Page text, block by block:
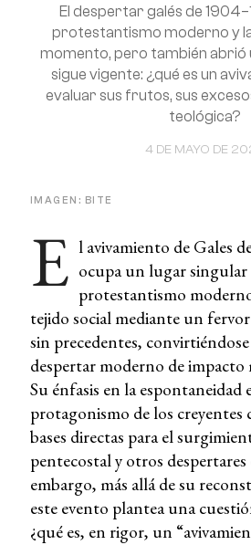
4 DE MAYO DE
El despertar galés de
protestantismo moderno y
momento, pero también abrió
sigue vigente: ¿qué es un
evaluar sus frutos, sus
teológica?
IMAGEN: BITE
E l avivamiento de Gales
ocupa un lugar singular
protestantismo
tejido social mediante un
sin precedentes,
despertar moderno de impacto
Su énfasis en la espontaneidad
protagonismo de los creyentes
bases directas para el
pentecostal y otros
embargo, más allá de su
este evento plantea una
¿qué es, en rigor, un